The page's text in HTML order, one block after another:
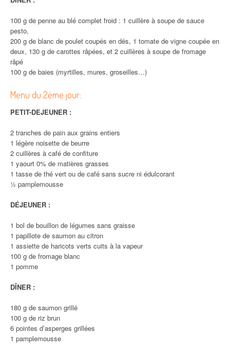
100 g de penne au blé complet froid : 1 cuillère à soupe de sauce
pesto,
200 g de blanc de poulet coupés en dés, 1 tomate de vigne coupée en
deux, 130 g de carottes râpées, et 2 cuillères à soupe de fromage
râpé
100 g de baies (myrtilles, mures, groseilles…)
Menu du 2ème jour:
PETIT-DEJEUNER :
2 tranches de pain aux grains entiers
1 légère noisette de beurre
2 cuillères à café de confiture
1 yaourt 0% de matières grasses
1 tasse de thé vert ou de café sans sucre ni édulcorant
½ pamplemousse
DÉJEUNER :
1 bol de bouillon de légumes sans graisse
1 papillote de saumon au citron
1 assiette de haricots verts cuits à la vapeur
100 g de fromage blanc
1 pomme
DÎNER :
180 g de saumon grillé
100 g de riz brun
6 pointes d’asperges grillées
1 pamplemousse